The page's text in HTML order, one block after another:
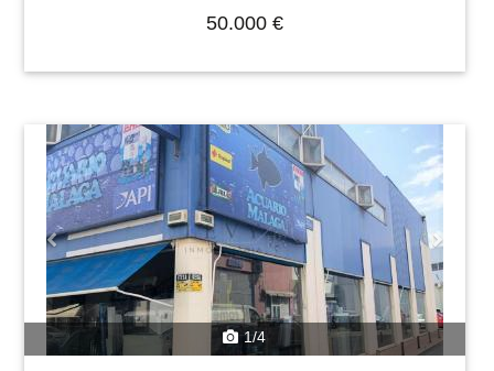
50.000 €
1/4
Previous